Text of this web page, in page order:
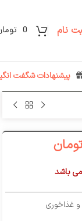
نام 0
پیشنهادات شگفت
تومان
باشد
و غذاخوری